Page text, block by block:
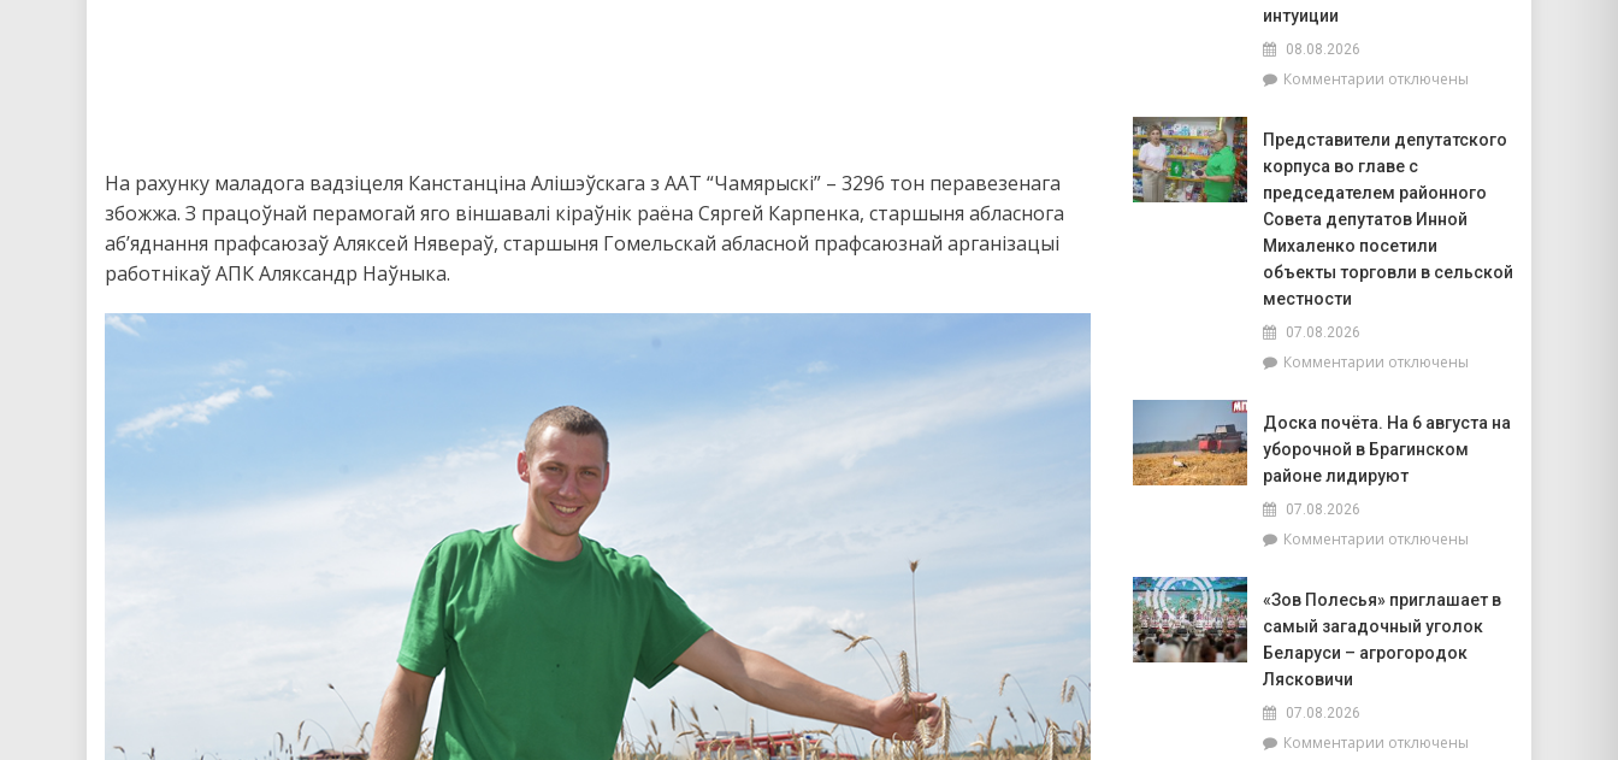
На рахунку маладога вадзіцеля Канстанціна Алішэўскага з ААТ “Чамярыскі” – 3296 тон перавезенага
збожжа. З працоўнай перамогай яго віншавалі кіраўнік раёна Сяргей Карпенка, старшыня абласнога
аб’яднання прафсаюзаў Аляксей Нявераў, старшыня Гомельскай абласной прафсаюзнай арганізацыі
работнікаў АПК Аляксандр Наўныка.
проходит
конкурс
«Лучшая
придомовая
территория
интуиции
08.08.2026
Комментариик
на
8
августа:
Весы
сегодня
особенно
стоит
прислушаться
интуиции
отключены
Представители депутатского
корпуса во главе с
председателем районного
Совета депутатов Инной
Михаленко посетили
объекты торговли в сельской
местности
07.08.2026
Комментариик
депутатского
корпуса
во
председателем
депутатов
Инной
Михаленко
в
отключены
Доска почёта. На 6 августа на
уборочной в Брагинском
районе лидируют
07.08.2026
Комментариик
почёта.
На
6
в
отключены
«Зов Полесья» приглашает в
самый загадочный уголок
Беларуси – агрогородок
Лясковичи
07.08.2026
Комментариикотключены